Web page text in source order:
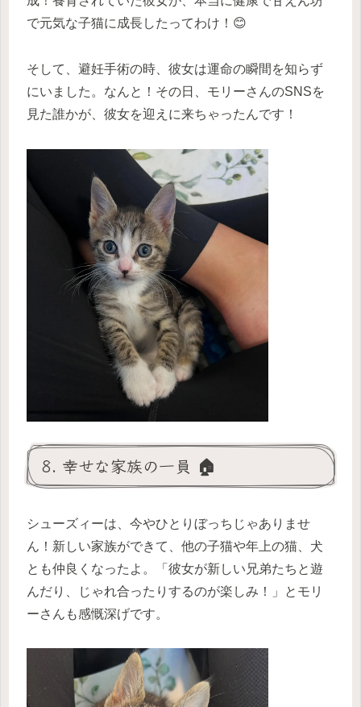
で元気な子猫に成長したってわけ！😊
そして、避妊手術の時、彼女は運命の瞬間を知らず
にいました。なんと！その日、モリーさんのSNSを
見た誰かが、彼女を迎えに来ちゃったんです！
8. 幸せな家族の一員 🏠
シューズィーは、今やひとりぼっちじゃありませ
ん！新しい家族ができて、他の子猫や年上の猫、犬
とも仲良くなったよ。「彼女が新しい兄弟たちと遊
んだり、じゃれ合ったりするのが楽しみ！」とモリ
ーさんも感慨深げです。